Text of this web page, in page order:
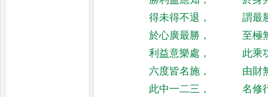
得未得不退 ，
謂最
於心廣最勝 ，
至極
利益意樂處 ，
此乘
六度皆名施 ，
由財
此中一二三 ，
名修